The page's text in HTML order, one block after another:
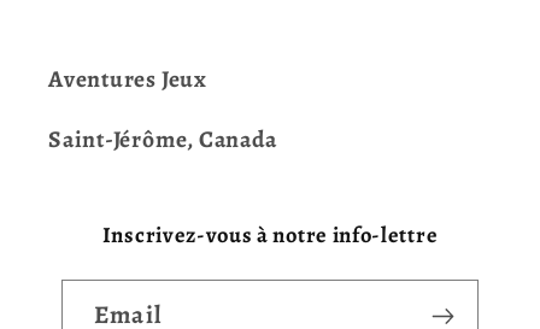
Aventures Jeux
Saint-Jérôme, Canada
Inscrivez-vous à notre info-lettre
Email